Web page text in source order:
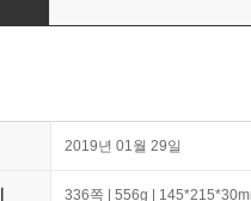
2019년 01월 29일
336쪽 | 556g |